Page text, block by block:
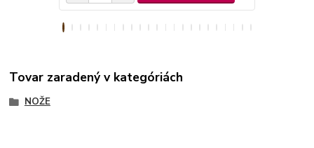
Tovar zaradený v kategóriách
NOŽE